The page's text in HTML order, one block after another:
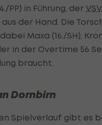
PP) in Führung, der VSV
der Hand. Die
Maxa (16./SH),
in der Overtime 56
braucht.
Dornbirn
Spielverlauf gibt es